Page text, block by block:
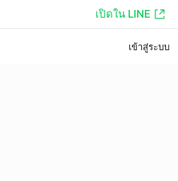
เปิดใน LINE
เข้าสู่ระบบ